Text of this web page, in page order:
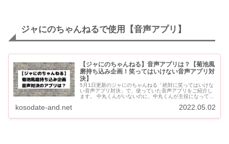
ジャにのちゃんねるで使用【音声アプリ】
【ジャにのちゃんねる】音声アプリは？【菊池風
磨持ち込み企画！笑ってはいけない音声アプリ対
決】
5月1日更新のジャにのちゃんねる「絶対に笑ってはいけな
い音声アプリ対決」で、使っていた音声アプリをご紹介し
ます。 中丸くんがいないのに、中丸くんが主役になってい
kosodate-and.net 2022.05.02